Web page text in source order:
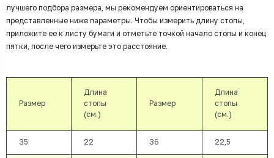
лучшего подбора размера, мы рекомендуем ориентироваться на
представленные ниже параметры. Чтобы измерить длину стопы,
приложите ее к листу бумаги и отметьте точкой начало стопы и конец
пятки, после чего измерьте это расстояние.
Размер
Длина
стопы
(см.)
Размер
Длина
стопы
(см.)
35 22 36 22,5